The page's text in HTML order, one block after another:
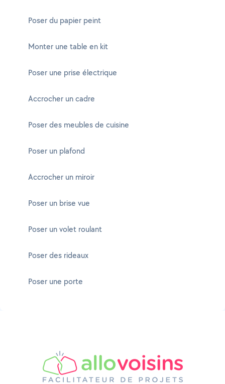
Poser du papier peint
Monter une table en kit
Poser une prise électrique
Accrocher un cadre
Poser des meubles de cuisine
Poser un plafond
Accrocher un miroir
Poser un brise vue
Poser un volet roulant
Poser des rideaux
Poser une porte